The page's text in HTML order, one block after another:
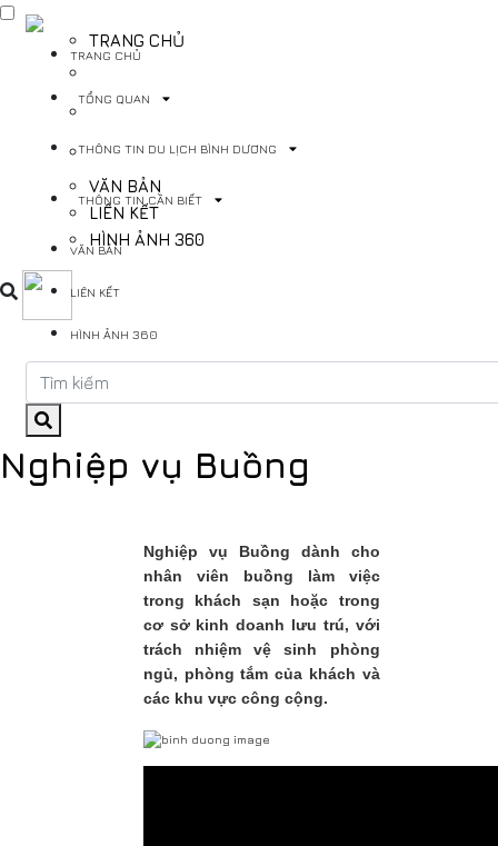
TRANG CHỦ
THÔNG TIN CẦN BIẾT
VĂN BẢN
LIÊN KẾT
HÌNH ẢNH 360
TRANG CHỦ
TỔNG QUAN
THÔNG TIN DU LỊCH BÌNH DƯƠNG
THÔNG TIN CẦN BIẾT
VĂN BẢN
LIÊN KẾT
HÌNH ẢNH 360
Nghiệp vụ Buồng
Nghiệp vụ Buồng dành cho
nhân viên buồng làm việc
trong khách sạn hoặc trong
cơ sở kinh doanh lưu trú, với
trách nhiệm vệ sinh phòng
ngủ, phòng tắm của khách và
các khu vực công cộng.